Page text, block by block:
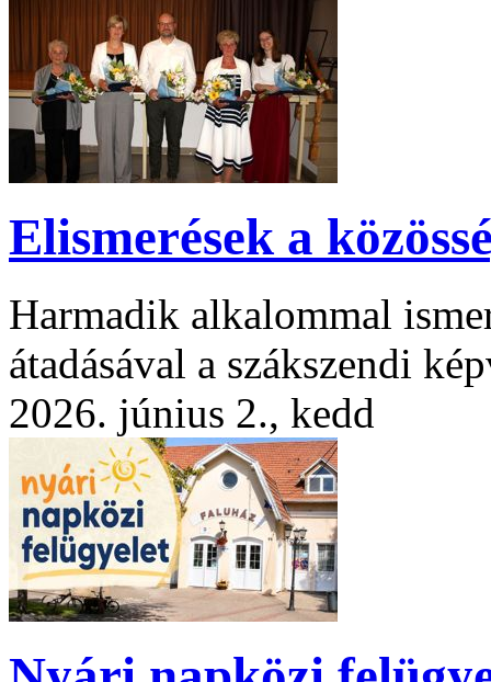
Elismerések a
Harmadik alkalommal
átadásával a szákszendi
2026. június 2., kedd